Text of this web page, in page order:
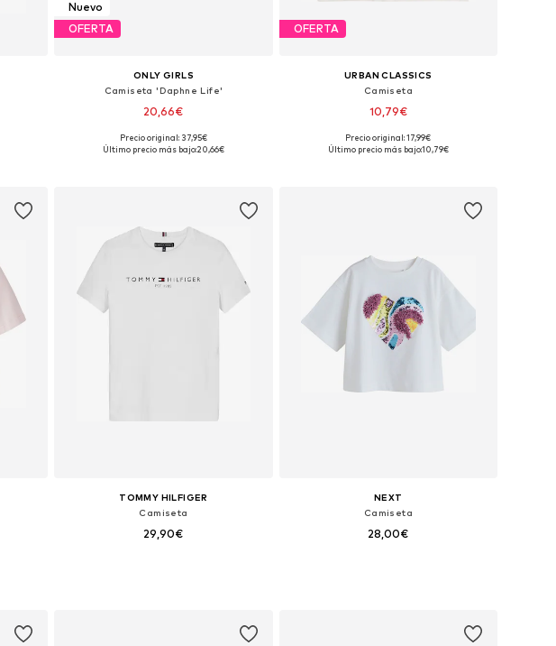
Nuevo
OFERTA
ONLY GIRLS
Camiseta 'Daphne Life'
20,66€
Disponible en muchas tallas
Precio original: 37,95€
Último precio más bajo:20,66€
OFERTA
URBAN CLASSICS
Camiseta
10,79€
+5
Precio original: 17,99€
Último precio más bajo:10,79€
TOMMY HILFIGER
Camiseta
29,90€
NEXT
Camiseta
28,00€